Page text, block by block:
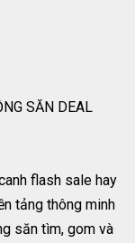
SĂN DEAL
flash sale hay
tảng thông minh
săn tìm, gom và